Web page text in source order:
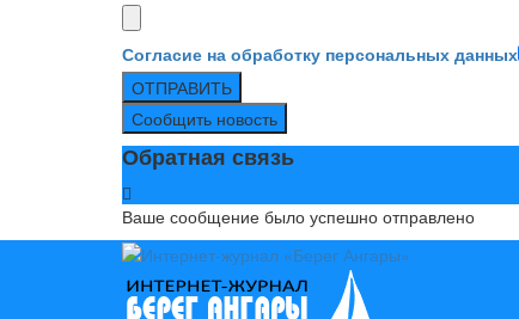
Согласие на обработку персональных данных
ОТПРАВИТЬ
Сообщить новость
Обратная связь
Ваше сообщение было успешно отправлено